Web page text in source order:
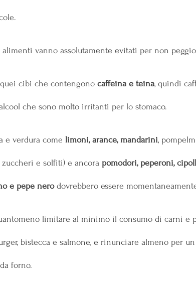
vanno assolutamente evitati per non
cibi che contengono caffeina e teina, quindi
che sono molto irritanti per lo stomaco.
e verdura come limoni, arance, mandarini,
e solfiti) e ancora pomodori, peperoni,
e pepe nero dovrebbero essere
limitare al minimo il consumo di carni e
bistecca e salmone, e rinunciare almeno per un
forno.